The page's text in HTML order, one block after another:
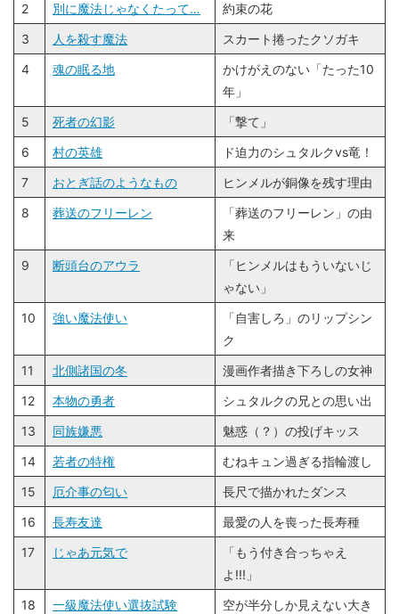
2
別に魔法じゃなくたって…
約束の花
3
人を殺す魔法
スカート捲ったクソガキ
4
魂の眠る地
かけがえのない「たった10
年」
5
死者の幻影
「撃て」
6
村の英雄
ド迫力のシュタルクvs竜！
7
おとぎ話のようなもの
ヒンメルが銅像を残す理由
8
葬送のフリーレン
「葬送のフリーレン」の由
来
9
断頭台のアウラ
「ヒンメルはもういないじ
ゃない」
10
強い魔法使い
「自害しろ」のリップシン
ク
11
北側諸国の冬
漫画作者描き下ろしの女神
12
本物の勇者
シュタルクの兄との思い出
13
同族嫌悪
魅惑（？）の投げキッス
14
若者の特権
むねキュン過ぎる指輪渡し
15
厄介事の匂い
長尺で描かれたダンス
16
長寿友達
最愛の人を喪った長寿種
17
じゃあ元気で
「もう付き合っちゃえ
よ!!!」
18
一級魔法使い選抜試験 空が半分しか見えない大き